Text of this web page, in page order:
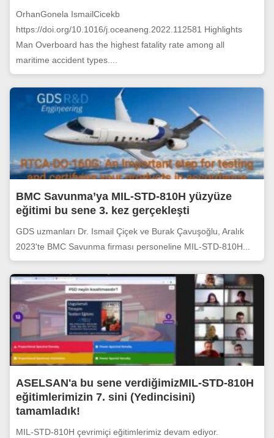
OrhanGonela IsmailCicekb
https://doi.org/10.1016/j.oceaneng.2022.112581 Highlights
Man Overboard has the highest fatality rate among all
maritime accident types....
BMC Savunma’ya MIL-STD-810H yüzyüze
eğitimi bu sene 3. kez gerçekleşti
GDS uzmanları Dr. Ismail Çiçek ve Burak Çavuşoğlu, Aralık
2023'te BMC Savunma firması personeline MIL-STD-810H...
ASELSAN'a bu sene verdiğimizMIL-STD-810H
eğitimlerimizin 7. sini (Yedincisini)
tamamladık!
MIL-STD-810H çevrimiçi eğitimlerimiz devam ediyor.